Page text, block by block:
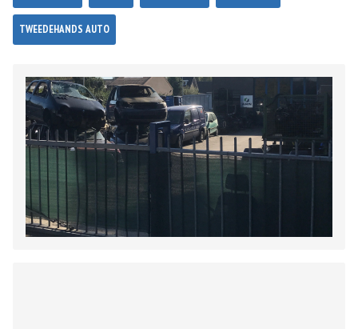
TWEEDEHANDS AUTO